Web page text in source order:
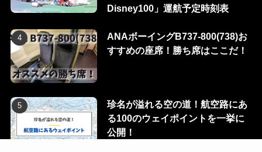
Disney100」運航予定時刻表
ANAボーイングB737-800(738)お
すすめの座席！勝ち席はここだ！
珍名が溢れる空の道！航空路にあ
る100のウェイポイントを一挙に
公開！